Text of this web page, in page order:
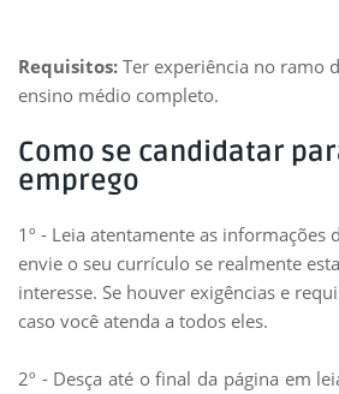
Requisitos: Ter experiência no ramo
ensino médio completo.
Como se candidatar
emprego
1º - Leia atentamente as informações
envie o seu currículo se realmente
interesse. Se houver exigências e
caso você atenda a todos eles.
2º - Desça até o final da página em